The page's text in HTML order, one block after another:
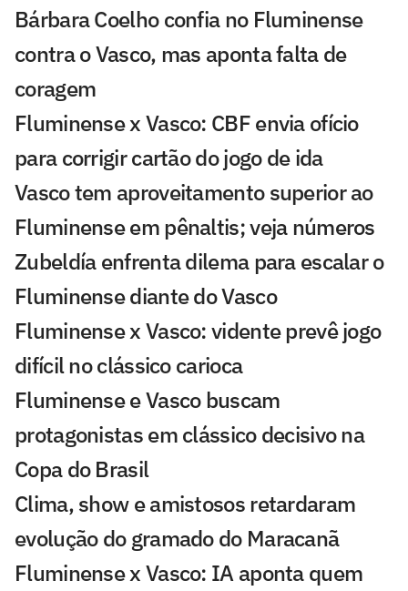
Bárbara Coelho confia no Fluminense
contra o Vasco, mas aponta falta de
coragem
Fluminense x Vasco: CBF envia ofício
para corrigir cartão do jogo de ida
Vasco tem aproveitamento superior ao
Fluminense em pênaltis; veja números
Zubeldía enfrenta dilema para escalar o
Fluminense diante do Vasco
Fluminense x Vasco: vidente prevê jogo
difícil no clássico carioca
Fluminense e Vasco buscam
protagonistas em clássico decisivo na
Copa do Brasil
Clima, show e amistosos retardaram
evolução do gramado do Maracanã
Fluminense x Vasco: IA aponta quem